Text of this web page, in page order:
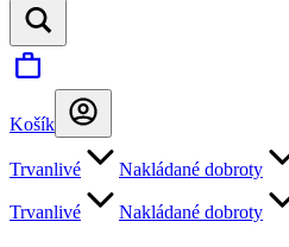
Košík
Trvanlivé Nakládané dobroty
Trvanlivé Nakládané dobroty